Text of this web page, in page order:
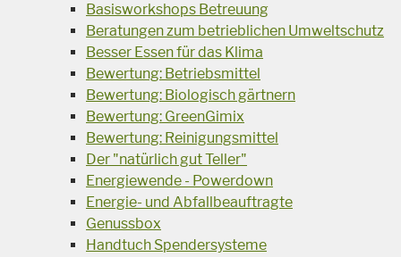
Basisworkshops Betreuung
Beratungen zum betrieblichen Umweltschutz
Besser Essen für das Klima
Bewertung: Betriebsmittel
Bewertung: Biologisch gärtnern
Bewertung: GreenGimix
Bewertung: Reinigungsmittel
Der "natürlich gut Teller"
Energiewende - Powerdown
Energie- und Abfallbeauftragte
Genussbox
Handtuch Spendersysteme